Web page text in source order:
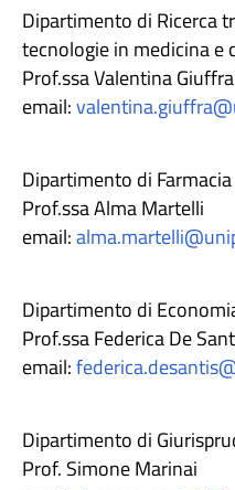
Dipartimento di Ricerca
tecnologie in medicina e
Prof.ssa Valentina Giuffra
email:
Dipartimento di Farmacia
Prof.ssa Alma Martelli
email:
Dipartimento di
Prof.ssa Federica De
email:
Dipartimento di
Prof. Simone Marinai